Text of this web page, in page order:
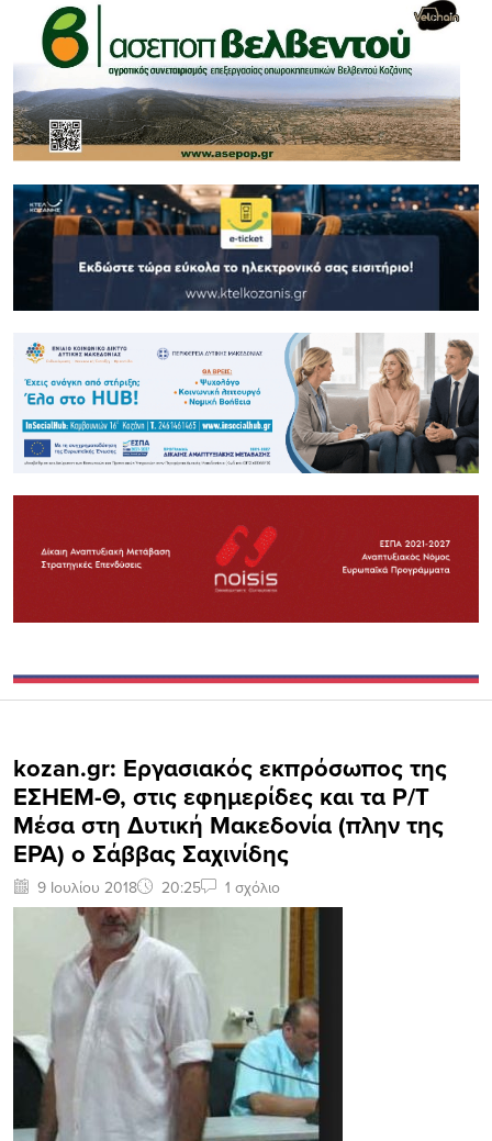
kozan.gr: Eργασιακός εκπρόσωπος της
ΕΣΗΕΜ-Θ, στις εφημερίδες και τα Ρ/Τ
Μέσα στη Δυτική Μακεδονία (πλην της
ΕΡΑ) ο Σάββας Σαχινίδης
9 Ιουλίου 2018 20:25 1 σχόλιο